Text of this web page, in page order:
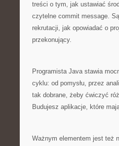
treści o tym, jak ustawiać
czytelne commit message.
rekrutacji, jak opowiadać o
przekonujący.
Programista Java stawia
cyklu: od pomysłu, przez
tak dobrane, żeby ćwiczyć
Budujesz aplikacje, które
Ważnym elementem jest też